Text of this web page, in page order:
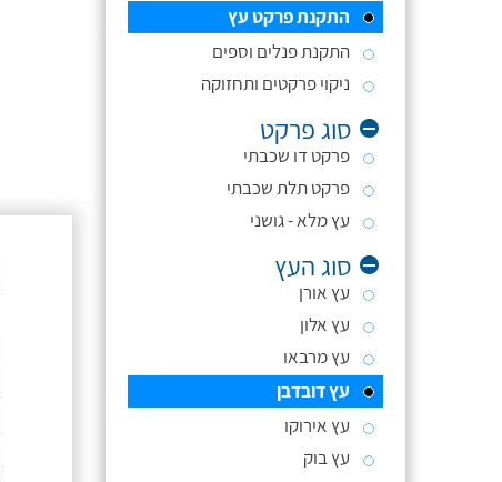
התקנת פרקט עץ
התקנת פנלים וספים
ניקוי פרקטים ותחזוקה
סוג פרקט
פרקט דו שכבתי
פרקט תלת שכבתי
עץ מלא - גושני
סוג העץ
עץ אורן
עץ אלון
עץ מרבאו
עץ דובדבן
עץ אירוקו
עץ בוק